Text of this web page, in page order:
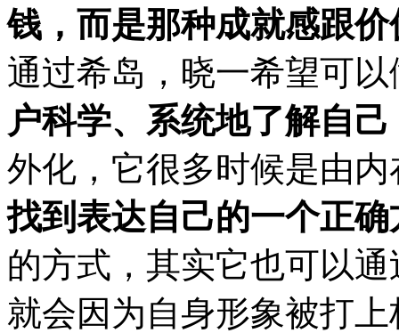
钱，而是那种成就感跟价
通过希岛，晓一希望可
户科学、系统地了解自己
外化，它很多时候是由
找到表达自己的一个正确
的方式，其实它也可以
就会因为自身形象被打上